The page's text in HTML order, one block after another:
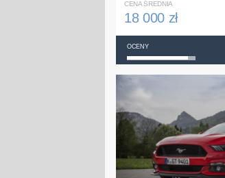
CENA ŚREDNIA
18 000 zł
OCENY